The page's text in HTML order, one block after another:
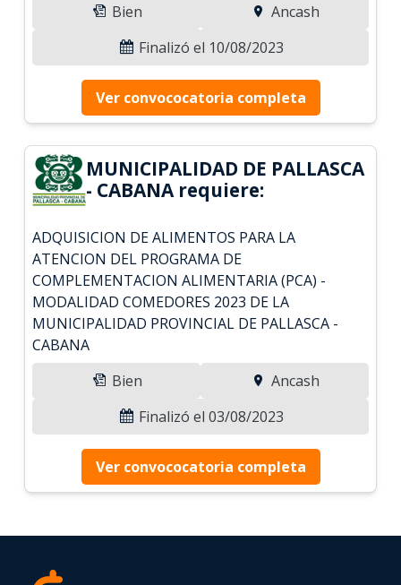
Bien
Ancash
Finalizó el 10/08/2023
Ver convococatoria completa
MUNICIPALIDAD DE PALLASCA
- CABANA requiere:
ADQUISICION DE ALIMENTOS PARA LA
ATENCION DEL PROGRAMA DE
COMPLEMENTACION ALIMENTARIA (PCA) -
MODALIDAD COMEDORES 2023 DE LA
MUNICIPALIDAD PROVINCIAL DE PALLASCA -
CABANA
Bien
Ancash
Finalizó el 03/08/2023
Ver convococatoria completa